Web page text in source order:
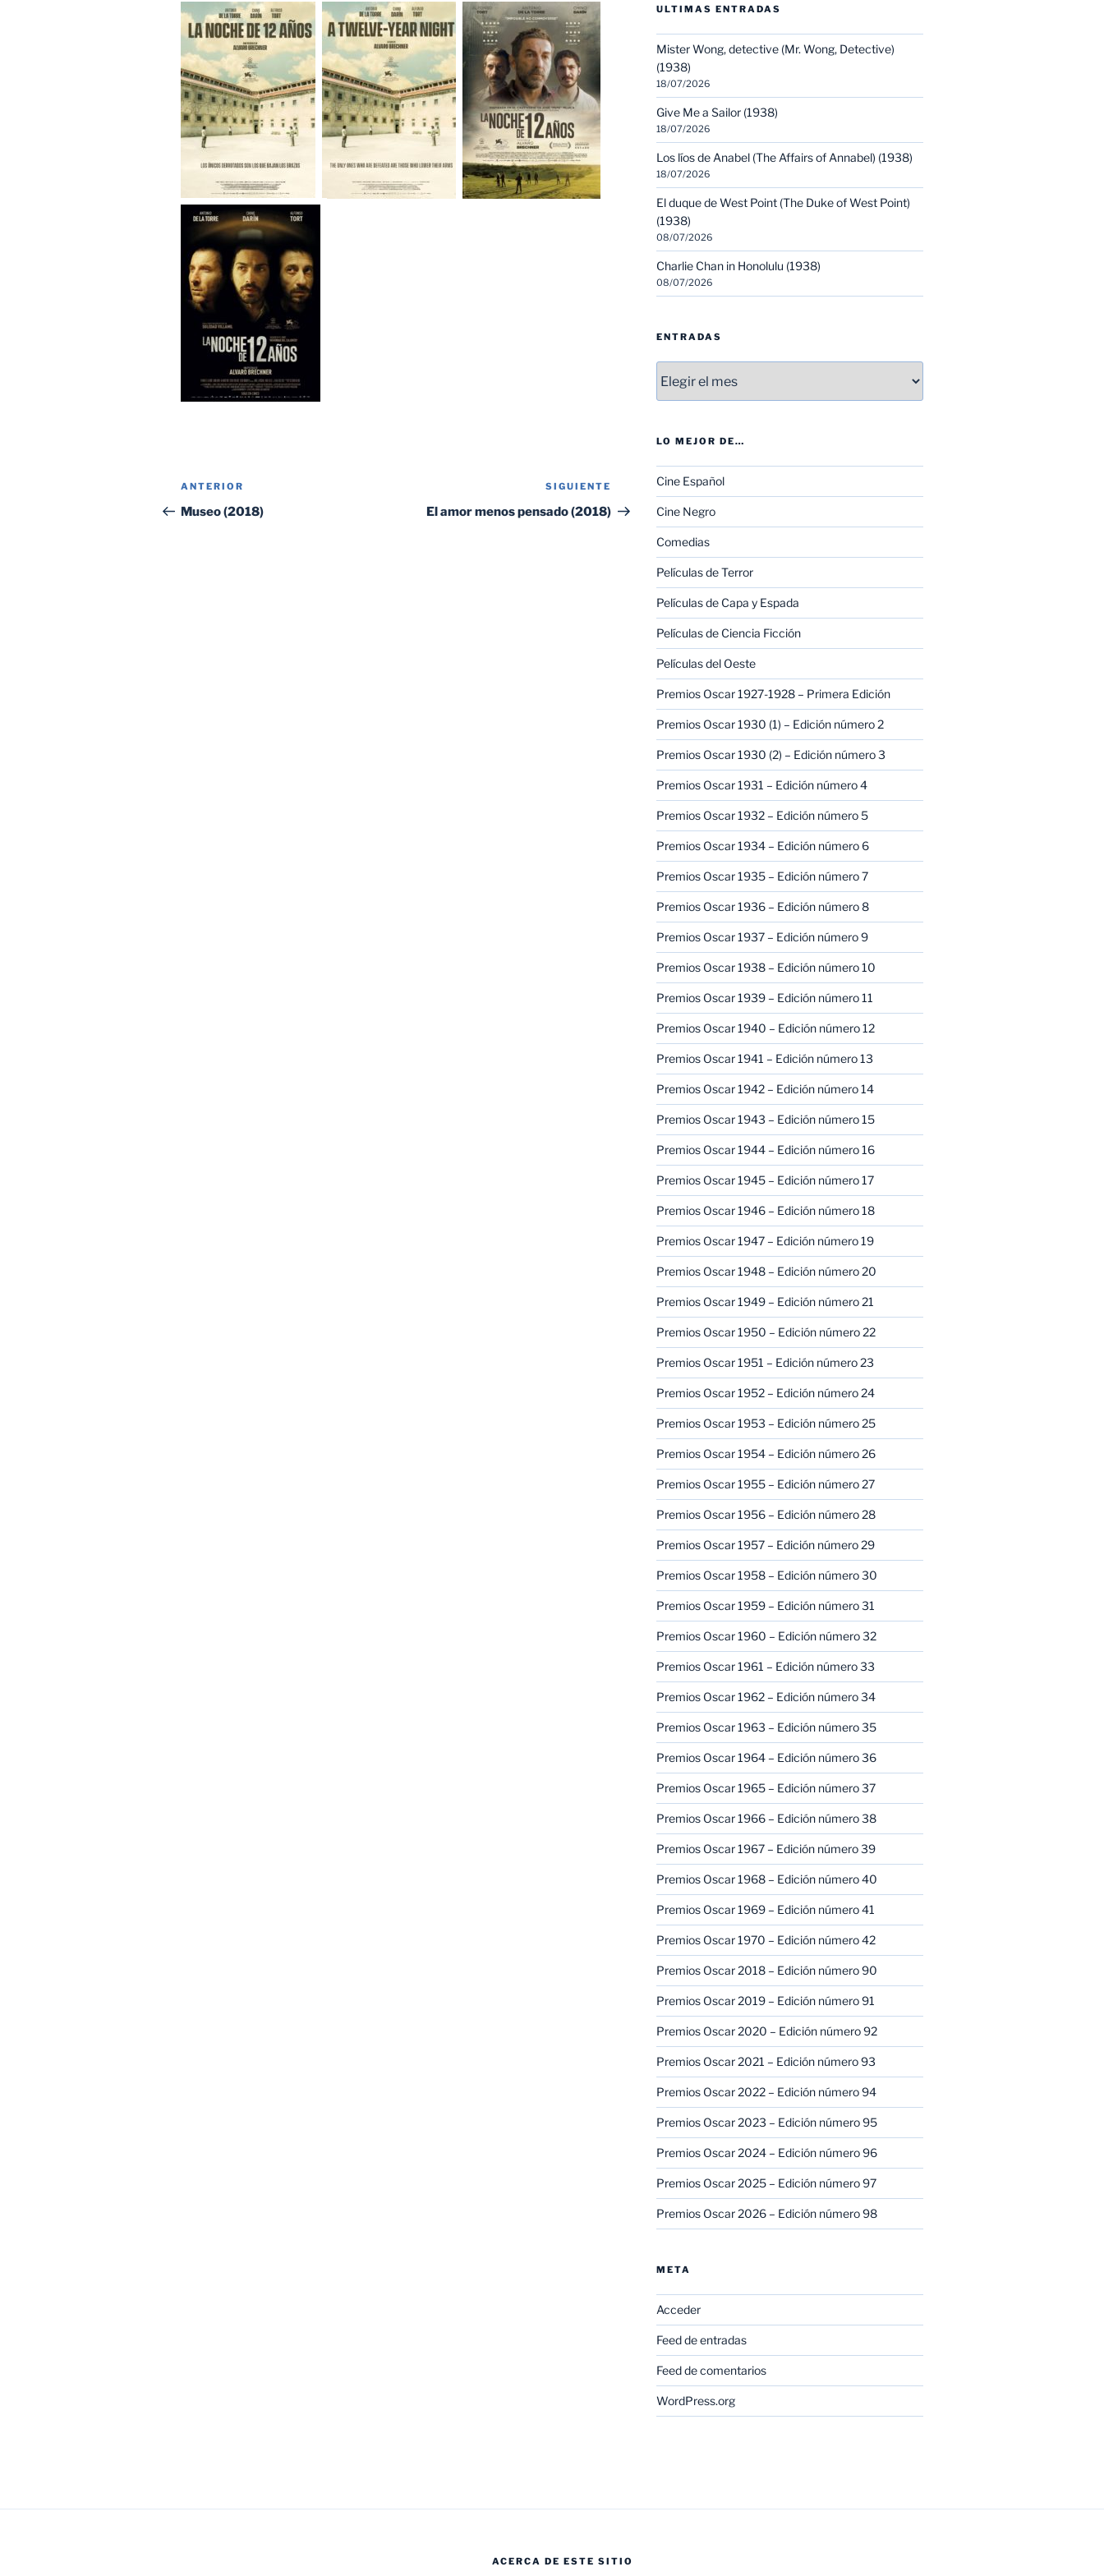
Navegación
de
Entrada
anterior:
ANTERIOR
Museo (2018)
Siguiente
entrada
SIGUIENTE
El amor menos pensado (2018)
ULTIMAS ENTRADAS
Mister Wong, detective (Mr. Wong, Detective)
(1938)
18/07/2026
Give Me a Sailor (1938)
18/07/2026
Los líos de Anabel (The Affairs of Annabel) (1938)
18/07/2026
El duque de West Point (The Duke of West Point)
(1938)
08/07/2026
Charlie Chan in Honolulu (1938)
08/07/2026
ENTRADAS
LO MEJOR DE…
Cine Español
Cine Negro
Comedias
Películas de Terror
Películas de Capa y Espada
Películas de Ciencia Ficción
Películas del Oeste
Premios Oscar 1927-1928 – Primera Edición
Premios Oscar 1930 (1) – Edición número 2
Premios Oscar 1930 (2) – Edición número 3
Premios Oscar 1931 – Edición número 4
Premios Oscar 1932 – Edición número 5
Premios Oscar 1934 – Edición número 6
Premios Oscar 1935 – Edición número 7
Premios Oscar 1936 – Edición número 8
Premios Oscar 1937 – Edición número 9
Premios Oscar 1938 – Edición número 10
Premios Oscar 1939 – Edición número 11
Premios Oscar 1940 – Edición número 12
Premios Oscar 1941 – Edición número 13
Premios Oscar 1942 – Edición número 14
Premios Oscar 1943 – Edición número 15
Premios Oscar 1944 – Edición número 16
Premios Oscar 1945 – Edición número 17
Premios Oscar 1946 – Edición número 18
Premios Oscar 1947 – Edición número 19
Premios Oscar 1948 – Edición número 20
Premios Oscar 1949 – Edición número 21
Premios Oscar 1950 – Edición número 22
Premios Oscar 1951 – Edición número 23
Premios Oscar 1952 – Edición número 24
Premios Oscar 1953 – Edición número 25
Premios Oscar 1954 – Edición número 26
Premios Oscar 1955 – Edición número 27
Premios Oscar 1956 – Edición número 28
Premios Oscar 1957 – Edición número 29
Premios Oscar 1958 – Edición número 30
Premios Oscar 1959 – Edición número 31
Premios Oscar 1960 – Edición número 32
Premios Oscar 1961 – Edición número 33
Premios Oscar 1962 – Edición número 34
Premios Oscar 1963 – Edición número 35
Premios Oscar 1964 – Edición número 36
Premios Oscar 1965 – Edición número 37
Premios Oscar 1966 – Edición número 38
Premios Oscar 1967 – Edición número 39
Premios Oscar 1968 – Edición número 40
Premios Oscar 1969 – Edición número 41
Premios Oscar 1970 – Edición número 42
Premios Oscar 2018 – Edición número 90
Premios Oscar 2019 – Edición número 91
Premios Oscar 2020 – Edición número 92
Premios Oscar 2021 – Edición número 93
Premios Oscar 2022 – Edición número 94
Premios Oscar 2023 – Edición número 95
Premios Oscar 2024 – Edición número 96
Premios Oscar 2025 – Edición número 97
Premios Oscar 2026 – Edición número 98
META
Acceder
Feed de entradas
Feed de comentarios
WordPress.org
ACERCA DE ESTE SITIO